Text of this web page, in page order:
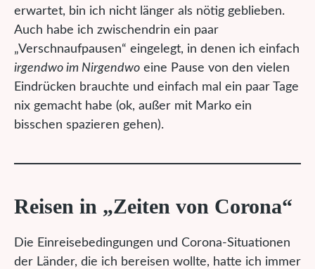
erwartet, bin ich nicht länger als nötig geblieben.
Auch habe ich zwischendrin ein paar
„Verschnaufpausen“ eingelegt, in denen ich einfach
irgendwo im Nirgendwo eine Pause von den vielen
Eindrücken brauchte und einfach mal ein paar Tage
nix gemacht habe (ok, außer mit Marko ein
bisschen spazieren gehen).
Reisen in „Zeiten von Corona“
Die Einreisebedingungen und Corona-Situationen
der Länder, die ich bereisen wollte, hatte ich immer